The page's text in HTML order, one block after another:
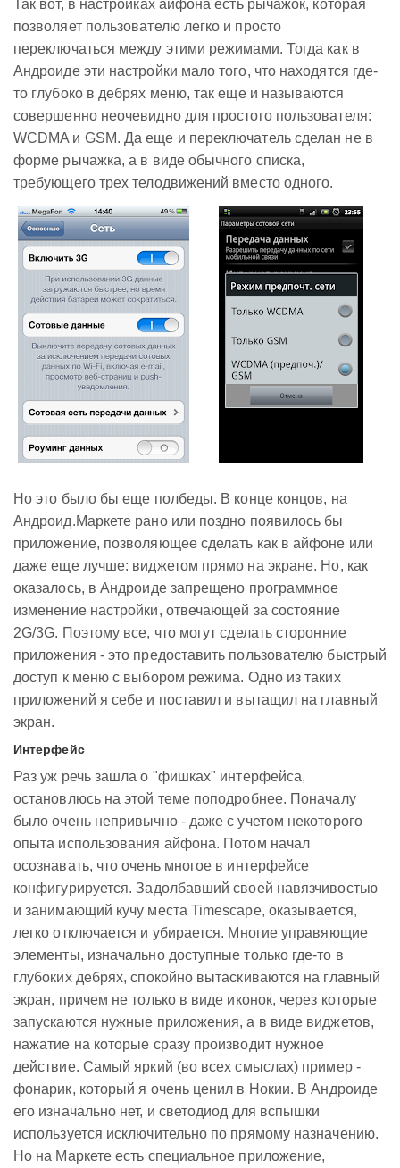
Так вот, в настройках айфона есть рычажок, которая
позволяет пользователю легко и просто
переключаться между этими режимами. Тогда как в
Андроиде эти настройки мало того, что находятся где-
то глубоко в дебрях меню, так еще и называются
совершенно неочевидно для простого пользователя:
WCDMA и GSM. Да еще и переключатель сделан не в
форме рычажка, а в виде обычного списка,
требующего трех телодвижений вместо одного.
Но это было бы еще полбеды. В конце концов, на
Андроид.Маркете рано или поздно появилось бы
приложение, позволяющее сделать как в айфоне или
даже еще лучше: виджетом прямо на экране. Но, как
оказалось, в Андроиде запрещено программное
изменение настройки, отвечающей за состояние
2G/3G. Поэтому все, что могут сделать сторонние
приложения - это предоставить пользователю быстрый
доступ к меню с выбором режима. Одно из таких
приложений я себе и поставил и вытащил на главный
экран.
Интерфейс
Раз уж речь зашла о "фишках" интерфейса,
остановлюсь на этой теме поподробнее. Поначалу
было очень непривычно - даже с учетом некоторого
опыта использования айфона. Потом начал
осознавать, что очень многое в интерфейсе
конфигурируется. Задолбавший своей навязчивостью
и занимающий кучу места Timescape, оказывается,
легко отключается и убирается. Многие управяющие
элементы, изначально доступные только где-то в
глубоких дебрях, спокойно вытаскиваются на главный
экран, причем не только в виде иконок, через которые
запускаются нужные приложения, а в виде виджетов,
нажатие на которые сразу производит нужное
действие. Самый яркий (во всех смыслах) пример -
фонарик, который я очень ценил в Нокии. В Андроиде
его изначально нет, и светодиод для вспышки
используется исключительно по прямому назначению.
Но на Маркете есть специальное приложение,